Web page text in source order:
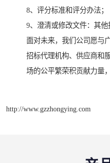
8、评分标准和评分办法；
9、澄清或修改文件：其他
面对未来，我们公司愿与
招标代理机构、供应商和
场的公平繁荣积贡献力量
http://www.gzzhongying.com